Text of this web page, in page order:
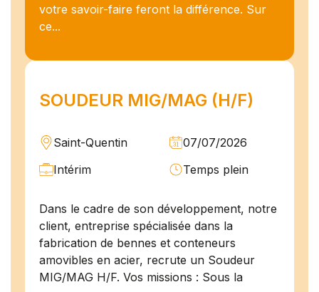
votre savoir-faire feront la différence. Sur
ce...
SOUDEUR MIG/MAG (H/F)
Saint-Quentin
07/07/2026
Intérim
Temps plein
Dans le cadre de son développement, notre
client, entreprise spécialisée dans la
fabrication de bennes et conteneurs
amovibles en acier, recrute un Soudeur
MIG/MAG H/F. Vos missions : Sous la